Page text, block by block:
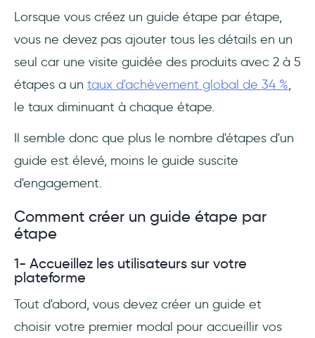
Lorsque vous créez un guide étape par étape,
vous ne devez pas ajouter tous les détails en un
seul car une visite guidée des produits avec 2 à 5
étapes a un taux d'achèvement global de 34 %,
le taux diminuant à chaque étape.
Il semble donc que plus le nombre d'étapes d'un
guide est élevé, moins le guide suscite
d'engagement.
Comment créer un guide étape par
étape
1- Accueillez les utilisateurs sur votre
plateforme
Tout d'abord, vous devez créer un guide et
choisir votre premier modal pour accueillir vos